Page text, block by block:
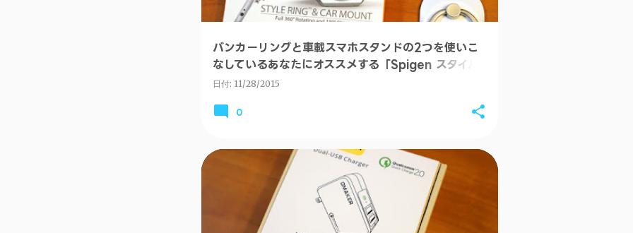
バンカーリングと車載スマホスタンドの2つを使いこ
なしているあなたにオススメする「Spigen スタイル
リング」
日付: 11/28/2015
0
PC・ガジェット